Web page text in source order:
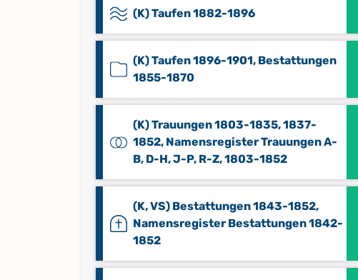
(K) Taufen 1882-1896
(K) Taufen 1896-1901, Bestattungen
1855-1870
(K) Trauungen 1803-1835, 1837-
1852, Namensregister Trauungen A-
B, D-H, J-P, R-Z, 1803-1852
(K, VS) Bestattungen 1843-1852,
Namensregister Bestattungen 1842-
1852